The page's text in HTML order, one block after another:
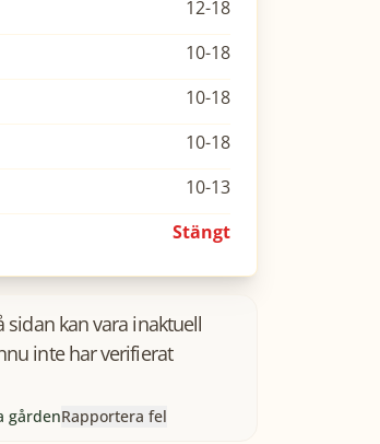
12-18
10-18
10-18
10-18
10-13
Stängt
kan vara inaktuell
inte har verifierat
gårdenRapportera fel